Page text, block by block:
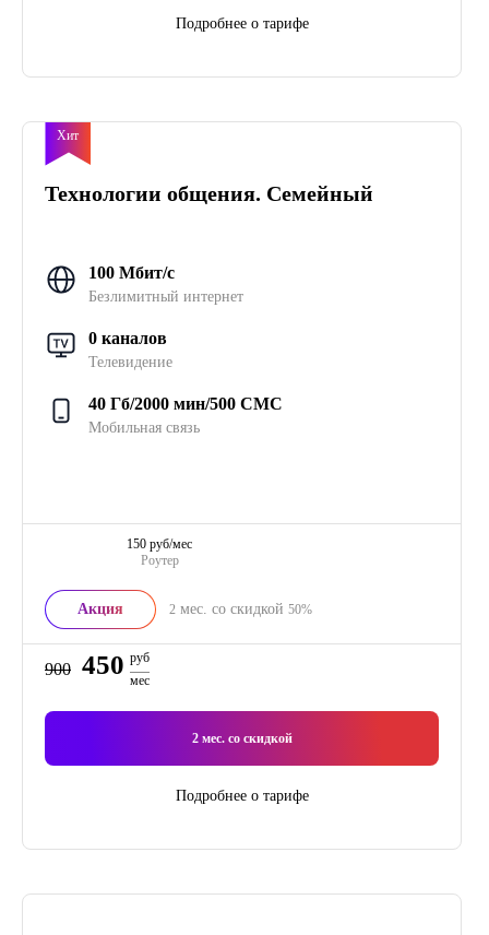
Подробнее о тарифе
Хит
Технологии общения. Семейный
100 Мбит/с
Безлимитный интернет
0 каналов
Телевидение
40 Гб/2000 мин/500 СМС
Мобильная связь
Роутер
150 руб/мес
Акция 2 мес. со скидкой 50%
900 450 руб
мес
2мес. со скидкой
Подробнее о тарифе